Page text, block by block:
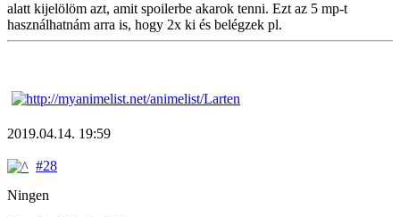
alatt kijelölöm azt, amit spoilerbe akarok tenni. Ezt az 5 mp-t
használhatnám arra is, hogy 2x ki és belégzek pl.
2019.04.14. 19:59
#28
Ningen